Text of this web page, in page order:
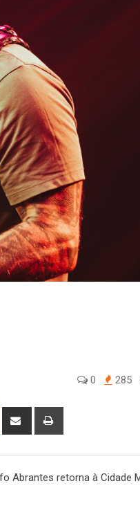
0 285
Reddit
Share
Abrantes retorna à Cidade